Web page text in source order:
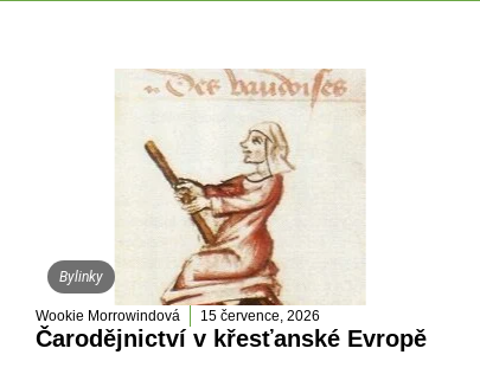
Bylinky
Wookie Morrowindová 15 července, 2026
Čarodějnictví v křesťanské Evropě